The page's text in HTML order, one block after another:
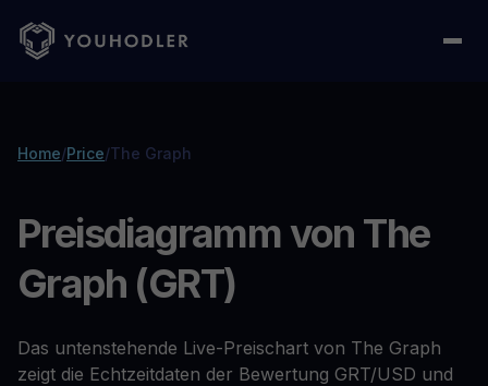
Home/Price/The Graph
Preisdiagramm von The
Graph (GRT)
Das untenstehende Live-Preischart von The Graph
zeigt die Echtzeitdaten der Bewertung GRT/USD und